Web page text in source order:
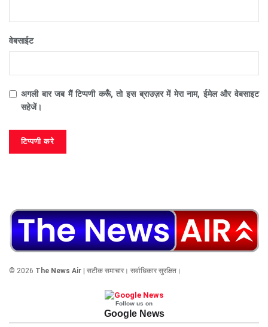
वेबसाईट
अगली बार जब मैं टिप्पणी करूँ, तो इस ब्राउज़र में मेरा नाम, ईमेल और वेबसाइट
सहेजें।
© 2026 The News Air | सटीक समाचार। सर्वाधिकार सुरक्षित।
Follow us on
Google News